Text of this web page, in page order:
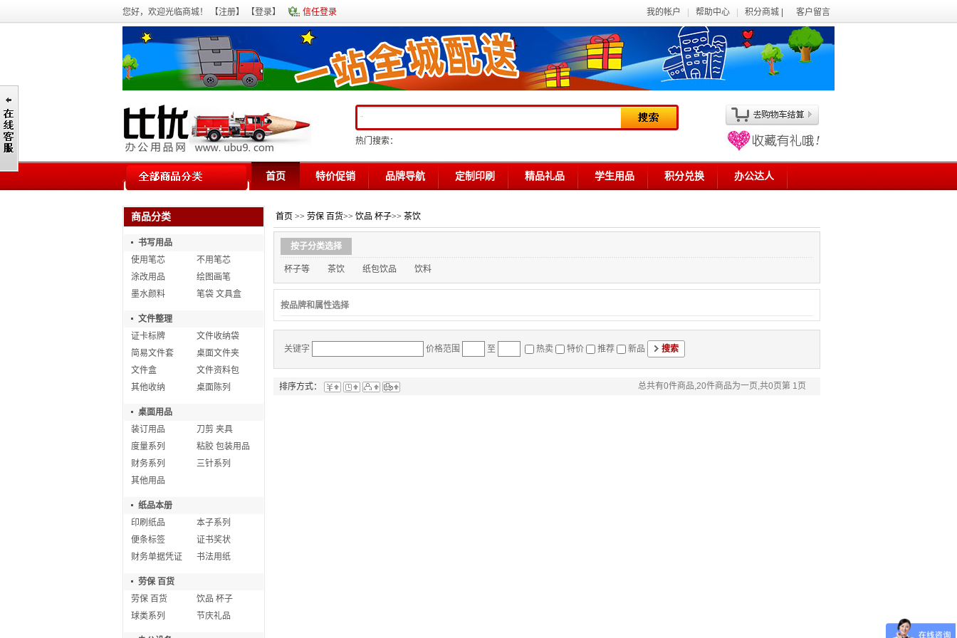
您好，欢迎光临商城！ 【注册】 【登录】 信任登录 我的帐户 帮助中心 积分商城 | 客户留言
热门搜索：
首页 特价促销 品牌导航 定制印刷 精品礼品 学生用品 积分兑换 办公达人
商品分类
书写用品
使用笔芯
不用笔芯
涂改用品
绘图画笔
墨水颜料
笔袋 文具盒
文件整理
证卡标牌
文件收纳袋
简易文件套
桌面文件夹
文件盒
文件资料包
其他收纳
桌面陈列
桌面用品
装订用品
刀剪 夹具
度量系列
粘胶 包装用品
财务系列
三针系列
其他用品
纸品本册
印刷纸品
本子系列
便条标签
证书奖状
财务单据凭证
书法用纸
劳保 百货
劳保 百货
饮品 杯子
球类系列
节庆礼品
首页 >> 劳保 百货>> 饮品 杯子>> 茶饮
按子分类选择
杯子等 茶饮 纸包饮品 饮料
按品牌和属性选择
关键字 价格范围 至 热卖 特价 推荐 新品
排序方式： 总共有0件商品,20件商品为一页,共0页第 1页